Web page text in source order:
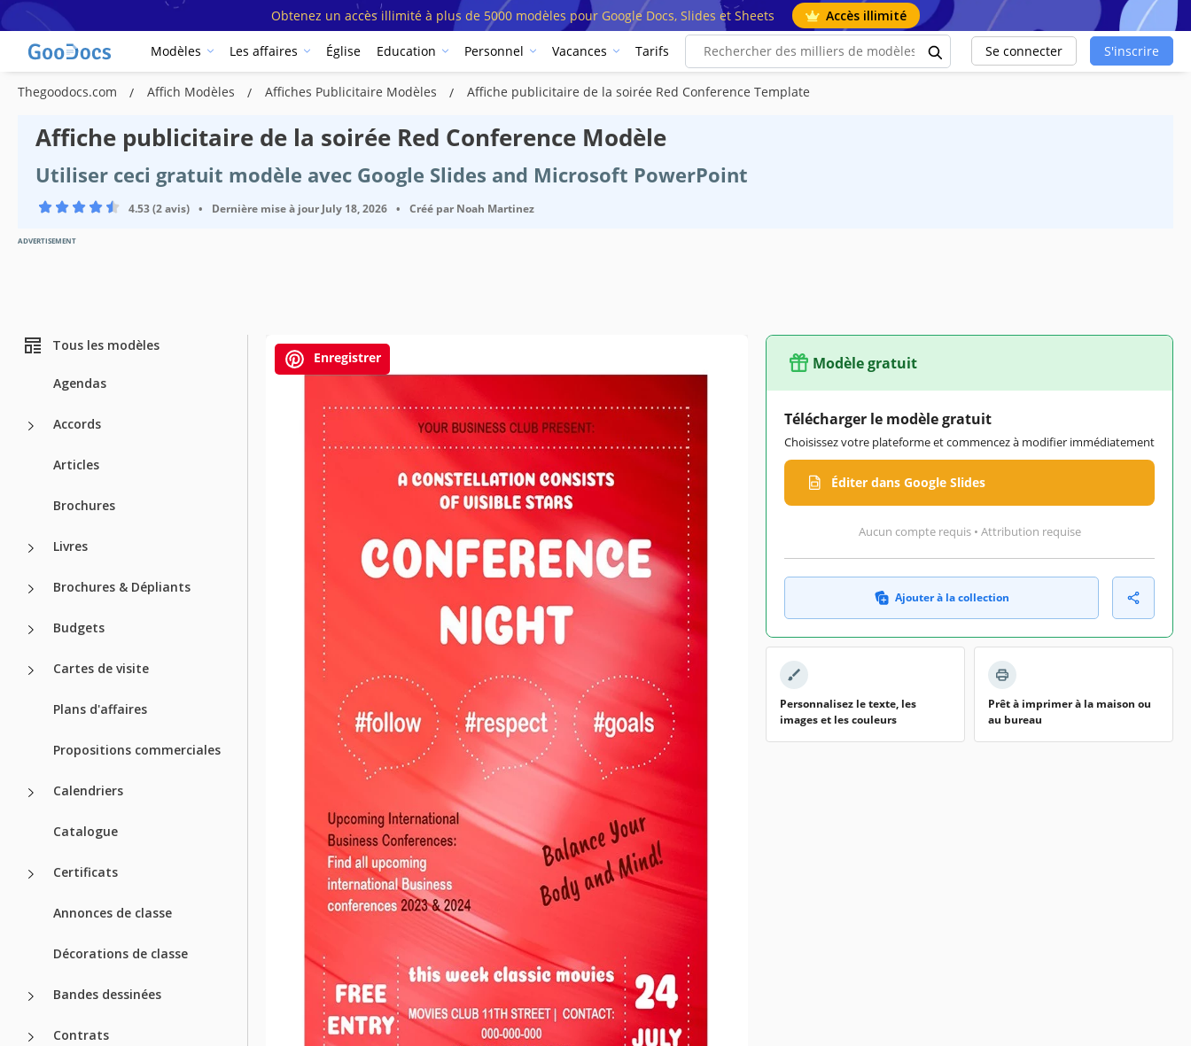
Obtenez un accès illimité à plus de 5000 modèles pour Google Docs, Slides et Sheets Accès illimité
Modèles Les affaires Église Education Personnel Vacances Tarifs Se connecter S'inscrire
Thegoodocs.com Affich Modèles Affiches Publicitaire Modèles Affiche publicitaire de la soirée Red Conference Template
Affiche publicitaire de la soirée Red Conference Modèle
Utiliser ceci gratuit modèle avec Google Slides and Microsoft PowerPoint
4.53 (2 avis) • Dernière mise à jour July 18, 2026 • Créé par Noah Martinez
ADVERTISEMENT
Tous les modèles
Agendas
Accords
Articles
Brochures
Livres
Brochures & Dépliants
Budgets
Cartes de visite
Plans d'affaires
Propositions commerciales
Calendriers
Catalogue
Certificats
Annonces de classe
Décorations de classe
Bandes dessinées
Contrats
Enregistrer Modèle gratuit
Télécharger le modèle gratuit
Choisissez votre plateforme et commencez à modifier immédiatement
Éditer dans Google Slides
Aucun compte requis • Attribution requise
Ajouter à la collection
Personnalisez le texte, les
images et les couleurs
Prêt à imprimer à la maison ou
au bureau